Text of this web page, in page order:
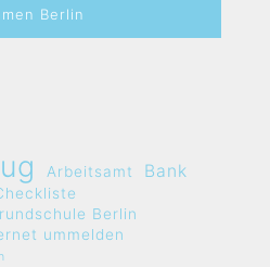
Berlin
Arbeitsamt
Bank
Berlin
ummelden